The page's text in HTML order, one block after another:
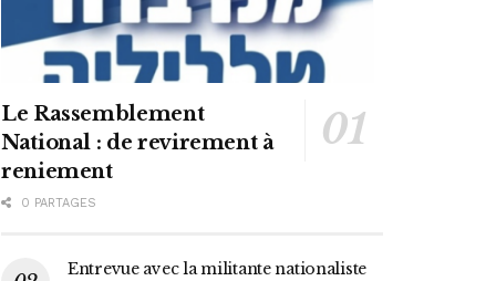
Le Rassemblement
National : de revirement à
reniement
0 PARTAGES
Entrevue avec la militante nationaliste